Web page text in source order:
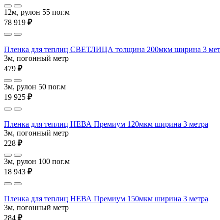
12м, рулон 55 пог.м
78 919 ₽
Пленка для теплиц СВЕТЛИЦА толщина 200мкм ширина 3
3м, погонный метр
479 ₽
3м, рулон 50 пог.м
19 925 ₽
Пленка для теплиц НЕВА Премиум 120мкм ширина 3 метра
3м, погонный метр
228 ₽
3м, рулон 100 пог.м
18 943 ₽
Пленка для теплиц НЕВА Премиум 150мкм ширина 3 метра
3м, погонный метр
284 ₽